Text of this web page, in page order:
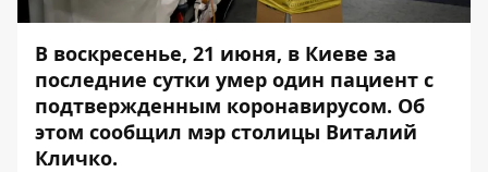
В воскресенье, 21 июня, в Киеве за
последние сутки умер один пациент с
подтвержденным коронавирусом. Об
этом сообщил мэр столицы Виталий
Кличко.